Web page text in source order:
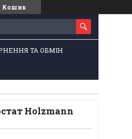
Кошик
ТА ОБМІН
Holzmann